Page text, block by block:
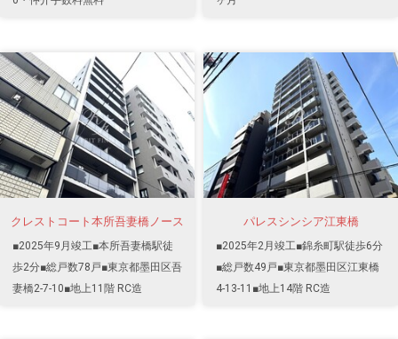
クレストコート本所吾妻橋ノース
■2025年9月竣工■本所吾妻橋駅徒
歩2分■総戸数78戸■東京都墨田区吾
妻橋2-7-10■地上11階 RC造
パレスシンシア江東橋
■2025年2月竣工■錦糸町駅徒歩6分
■総戸数49戸■東京都墨田区江東橋
4-13-11■地上14階 RC造